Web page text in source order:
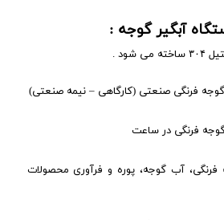
آبگیر گوجه :
شود .
فرنگی صنعتی (کارگاهی – نیمه صنعتی)
فرنگی، آب گوجه، پوره و فرآوری محصولات